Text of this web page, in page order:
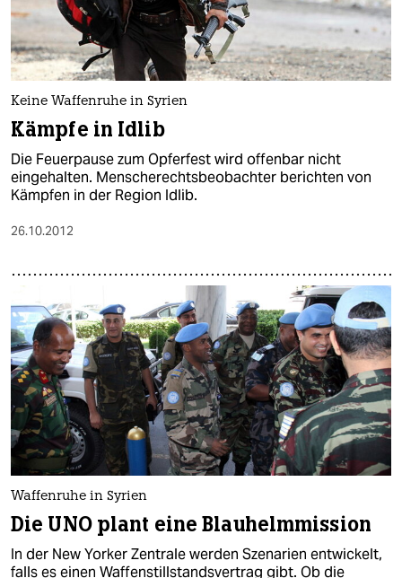
Keine Waffenruhe in Syrien
Kämpfe in Idlib
Die Feuerpause zum Opferfest wird offenbar nicht
eingehalten. Menscherechtsbeobachter berichten von
Kämpfen in der Region Idlib.
26.10.2012
Waffenruhe in Syrien
Die UNO plant eine Blauhelmmission
In der New Yorker Zentrale werden Szenarien entwickelt,
falls es einen Waffenstillstandsvertrag gibt. Ob die